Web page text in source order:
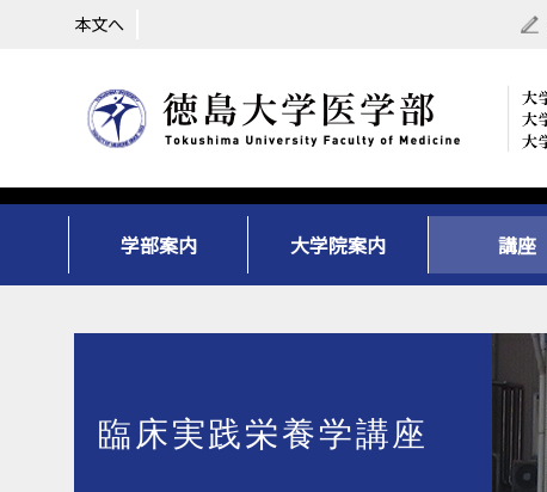
本文へ
学部案内 大学院案内 講座
臨床実践栄養学講座